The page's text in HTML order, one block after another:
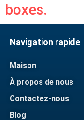
boxes.
Navigation rapide
Maison
À propos de nous
Contactez-nous
Blog